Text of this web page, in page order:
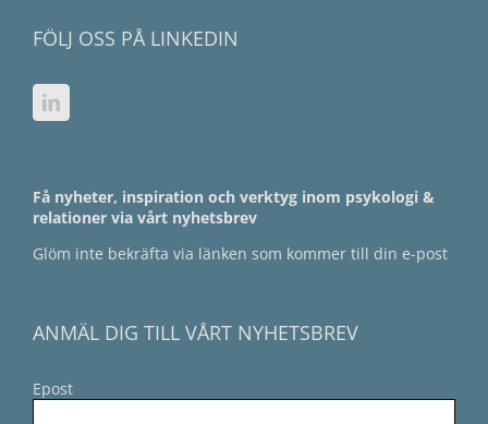
FÖLJ OSS PÅ LINKEDIN
Få nyheter, inspiration och verktyg inom psykologi &
relationer via vårt nyhetsbrev
Glöm inte bekräfta via länken som kommer till din e-post
ANMÄL DIG TILL VÅRT NYHETSBREV
Epost